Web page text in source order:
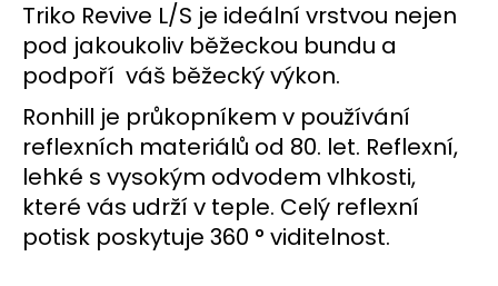
Triko Revive L/S je ideální vrstvou nejen
pod jakoukoliv běžeckou bundu a
podpoří váš běžecký výkon.
Ronhill je průkopníkem v používání
reflexních materiálů od 80. let. Reflexní,
lehké s vysokým odvodem vlhkosti,
které vás udrží v teple. Celý reflexní
potisk poskytuje 360 ° viditelnost.
BĚŽECKÁ
BUNDA
RONHILL
EVERYDAY
JACKET
899
Kč
Původně:
1
200
Kč